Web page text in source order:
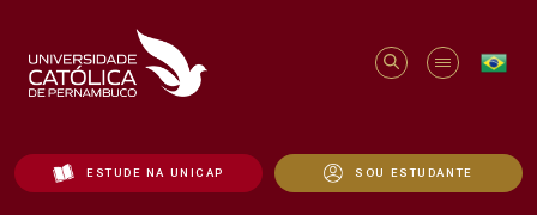
ESTUDE NA UNICAP SOU ESTUDANTE